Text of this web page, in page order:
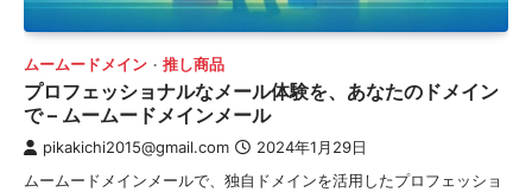
ムームードメイン 推し商品
プロフェッショナルなメール体験を、あなたのドメイン
で – ムームードメインメール
pikakichi2015@gmail.com 2024年1月29日
ムームードメインメールで、独自ドメインを活用したプロフェッショ